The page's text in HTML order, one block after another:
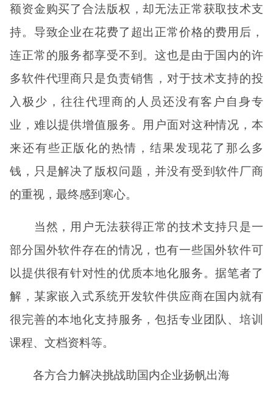
额资金购买了合法版权，却无法正常获取技术支
持。导致企业在花费了超出正常价格的费用后，
连正常的服务都享受不到。这也是由于国内的许
多软件代理商只是负责销售，对于技术支持的投
入极少，往往代理商的人员还没有客户自身专
业，难以提供增值服务。用户面对这种情况，本
来还有些正版化的热情，结果发现花了那么多
钱，只是解决了版权问题，并没有受到软件厂商
的重视，最终感到寒心。
当然，用户无法获得正常的技术支持只是一
部分国外软件存在的情况，也有一些国外软件可
以提供很有针对性的优质本地化服务。据笔者了
解，某家嵌入式系统开发软件供应商在国内就有
很完善的本地化支持服务，包括专业团队、培训
课程、文档资料等。
各方合力解决挑战助国内企业扬帆出海